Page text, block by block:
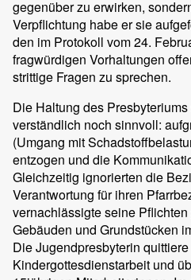
gegenüber zu erwirken,
Verpflichtung habe er sie
den im Protokoll vom 24.
fragwürdigen Vorhaltungen
strittige Fragen zu sprechen.
Die Haltung des
verständlich noch sinnvoll:
(Umgang mit
entzogen und die
Gleichzeitig ignorierten die
Verantwortung für ihren
vernachlässigte seine
Gebäuden und Grundstücken
Die Jugendpresbyterin
Kindergottesdienstarbeit und